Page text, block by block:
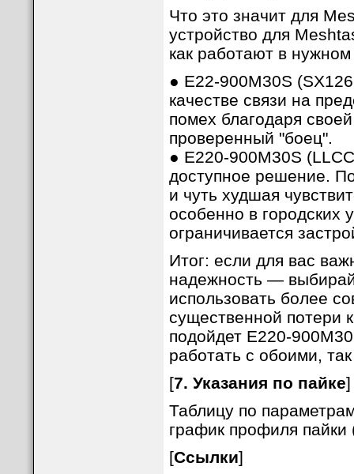
Что это значит для
устройство для
как работают в
● E22-900M30S
качестве связи на
помех благодаря
проверенный "боец".
● E220-900M30S
доступное решение.
и чуть худшая
особенно в городских
ограничивается
Итог: если для вас
надежность —
использовать более
существенной потери
подойдет E220-
работать с обоими,
[7. Указания по пайке]
Таблицу по
график профиля
[Ссылки]